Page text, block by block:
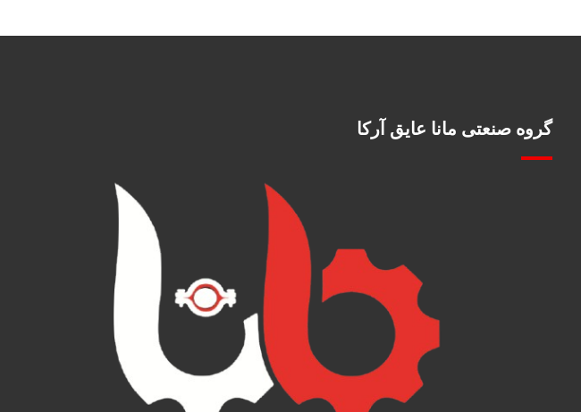
گروه صنعتی مانا عایق آرکا